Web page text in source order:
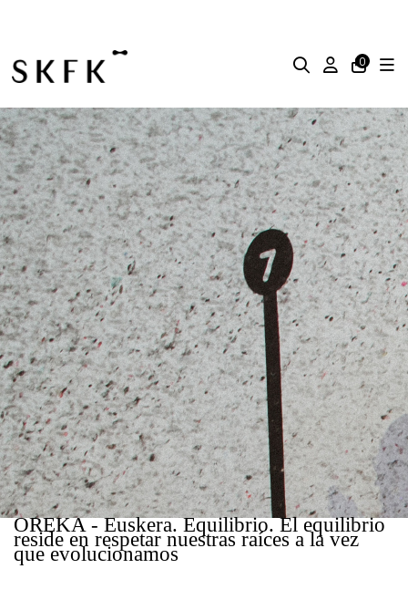
0
OREKA - Euskera. Equilibrio. El equilibrio
reside en respetar nuestras raíces a la vez
que evolucionamos